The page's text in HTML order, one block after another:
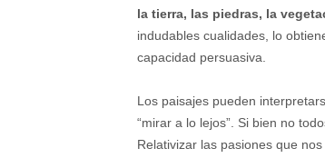
la tierra, las piedras, la
indudables cualidades, lo
capacidad persuasiva.
Los paisajes pueden
“mirar a lo lejos”. Si bien no
Relativizar las pasiones que